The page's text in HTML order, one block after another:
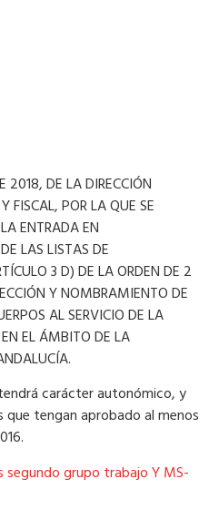
2018, DE LA DIRECCIÓN
FISCAL, POR LA QUE SE
ENTRADA EN
LAS LISTAS DE
3 D) DE LA ORDEN DE 2
Y NOMBRAMIENTO DE
AL SERVICIO DE LA
EL ÁMBITO DE LA
carácter autonómico, y
que tengan aprobado al menos
segundo grupo trabajo Y MS-